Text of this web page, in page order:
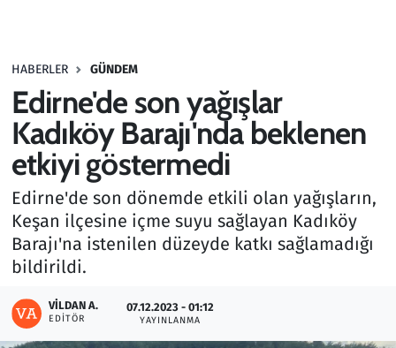
HABERLER GÜNDEM
Edirne'de son yağışlar
Kadıköy Barajı'nda beklenen
etkiyi göstermedi
Edirne'de son dönemde etkili olan yağışların,
Keşan ilçesine içme suyu sağlayan Kadıköy
Barajı'na istenilen düzeyde katkı sağlamadığı
bildirildi.
VILDAN A.
EDITÖR
07.12.2023 - 01:12
YAYINLANMA
Haber
Kültür Sanat
Kurumsal Haberler
Lezzet Durağı
Memur ve Kamu
Otomobil